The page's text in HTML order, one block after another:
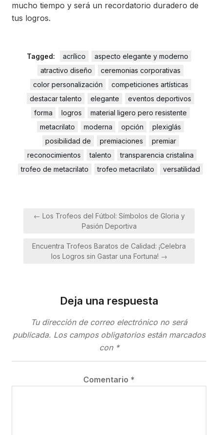
mucho tiempo y será un recordatorio duradero de
tus logros.
Tagged: acrílico
aspecto elegante y moderno
atractivo diseño
ceremonias corporativas
color personalización
competiciones artísticas
destacar talento
elegante
eventos deportivos
forma
logros
material ligero pero resistente
metacrilato
moderna opción
plexiglás
posibilidad de
premiaciones
premiar
reconocimientos
talento
transparencia cristalina
trofeo de metacrilato
trofeo metacrilato versatilidad
Navegación
← Los Trofeos del Fútbol: Símbolos de Gloria y
Pasión Deportiva
Encuentra Trofeos Baratos de Calidad: ¡Celebra
los Logros sin Gastar una Fortuna! →
Deja una respuesta
Tu dirección de correo electrónico no será
publicada. Los campos obligatorios están marcados
con *
Comentario *